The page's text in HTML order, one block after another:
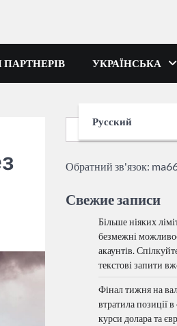
ПАРТНЕРІВ УКРАЇНСЬКА
Русский
Обратний зв'язок:
Свежие записи
Більше ніяких
безмежні
акаунтів.
текстові запити
Фінал тижня на
втратила позиції
курси долара та